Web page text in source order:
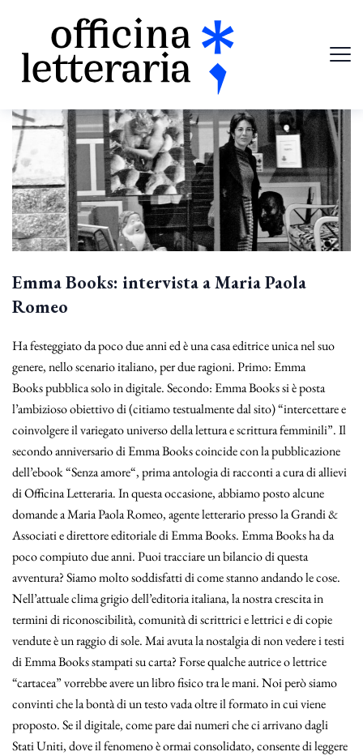
Emma Books: intervista a Maria Paola
Romeo
Ha festeggiato da poco due anni ed è una casa editrice unica nel suo
genere, nello scenario italiano, per due ragioni. Primo: Emma
Books pubblica solo in digitale. Secondo: Emma Books si è posta
l’ambizioso obiettivo di (citiamo testualmente dal sito) “intercettare e
coinvolgere il variegato universo della lettura e scrittura femminili”. Il
secondo anniversario di Emma Books coincide con la pubblicazione
dell’ebook “Senza amore“, prima antologia di racconti a cura di allievi
di Officina Letteraria. In questa occasione, abbiamo posto alcune
domande a Maria Paola Romeo, agente letterario presso la Grandi &
Associati e direttore editoriale di Emma Books. Emma Books ha da
poco compiuto due anni. Puoi tracciare un bilancio di questa
avventura? Siamo molto soddisfatti di come stanno andando le cose.
Nell’attuale clima grigio dell’editoria italiana, la nostra crescita in
termini di riconoscibilità, comunità di scrittrici e lettrici e di copie
vendute è un raggio di sole. Mai avuta la nostalgia di non vedere i testi
di Emma Books stampati su carta? Forse qualche autrice o lettrice
“cartacea” vorrebbe avere un libro fisico tra le mani. Noi però siamo
convinti che la bontà di un testo vada oltre il formato in cui viene
proposto. Se il digitale, come pare dai numeri che ci arrivano dagli
Stati Uniti, dove il fenomeno è ormai consolidato, consente di leggere